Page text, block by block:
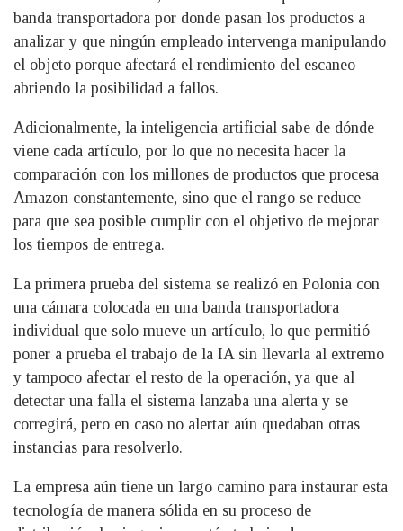
banda transportadora por donde pasan los productos a
analizar y que ningún empleado intervenga manipulando
el objeto porque afectará el rendimiento del escaneo
abriendo la posibilidad a fallos.
Adicionalmente, la inteligencia artificial sabe de dónde
viene cada artículo, por lo que no necesita hacer la
comparación con los millones de productos que procesa
Amazon constantemente, sino que el rango se reduce
para que sea posible cumplir con el objetivo de mejorar
los tiempos de entrega.
La primera prueba del sistema se realizó en Polonia con
una cámara colocada en una banda transportadora
individual que solo mueve un artículo, lo que permitió
poner a prueba el trabajo de la IA sin llevarla al extremo
y tampoco afectar el resto de la operación, ya que al
detectar una falla el sistema lanzaba una alerta y se
corregirá, pero en caso no alertar aún quedaban otras
instancias para resolverlo.
La empresa aún tiene un largo camino para instaurar esta
tecnología de manera sólida en su proceso de